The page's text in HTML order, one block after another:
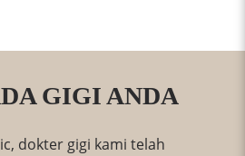
GIGI ANDA
dokter gigi kami telah